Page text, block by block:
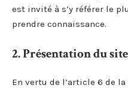
est invité à s’y référer le
prendre connaissance.
2. Présentation du
En vertu de l’article 6 de